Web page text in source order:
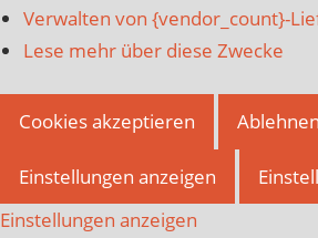
Verwalten von {vendor_count}-
Lese mehr über diese Zwecke
Cookies akzeptieren Ablehnen
Einstellungen anzeigen
Einstellungen anzeigen